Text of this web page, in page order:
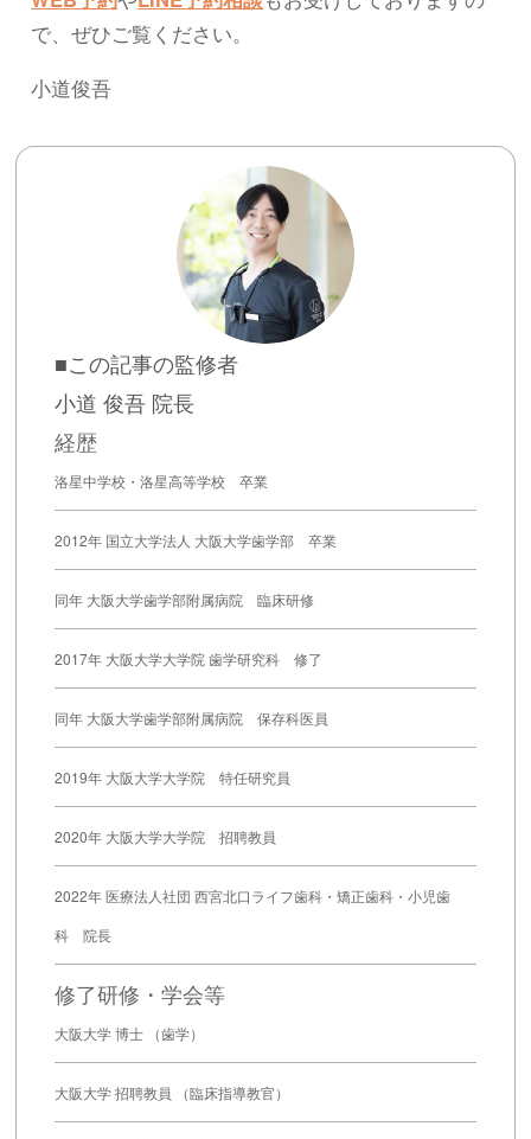
で、ぜひご覧ください。
小道俊吾
■この記事の監修者
小道 俊吾 院長
経歴
洛星中学校・洛星高等学校 卒業
2012年 国立大学法人 大阪大学歯学部 卒業
同年 大阪大学歯学部附属病院 臨床研修
2017年 大阪大学大学院 歯学研究科 修了
同年 大阪大学歯学部附属病院 保存科医員
2019年 大阪大学大学院 特任研究員
2020年 大阪大学大学院 招聘教員
2022年 医療法人社団 西宮北口ライフ歯科・矯正歯科・小児歯
科 院長
修了研修・学会等
大阪大学 博士 （歯学）
大阪大学 招聘教員 （臨床指導教官）